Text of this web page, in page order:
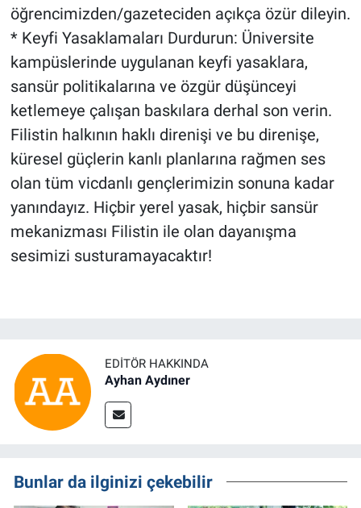
öğrencimizden/gazeteciden açıkça özür dileyin.
* Keyfi Yasaklamaları Durdurun: Üniversite
kampüslerinde uygulanan keyfi yasaklara,
sansür politikalarına ve özgür düşünceyi
ketlemeye çalışan baskılara derhal son verin.
Filistin halkının haklı direnişi ve bu direnişe,
küresel güçlerin kanlı planlarına rağmen ses
olan tüm vicdanlı gençlerimizin sonuna kadar
yanındayız. Hiçbir yerel yasak, hiçbir sansür
mekanizması Filistin ile olan dayanışma
sesimizi susturamayacaktır!
EDITÖR HAKKINDA
Ayhan Aydıner
Bunlar da ilginizi çekebilir